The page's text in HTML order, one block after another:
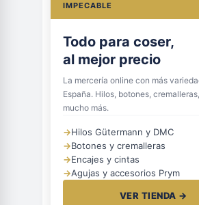
IMPECABLE
Todo para coser,
al mejor precio
La mercería online con más
España. Hilos, botones,
mucho más.
→Hilos Gütermann y DMC
→Botones y cremalleras
→Encajes y cintas
→Agujas y accesorios Prym
VER TIENDA →